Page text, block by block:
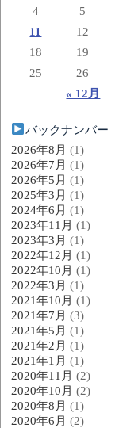
« 12月
4
5
11
12
18
19
25
26
バックナンバー
2026年8月 (1)
2026年7月 (1)
2026年5月 (1)
2025年3月 (1)
2024年6月 (1)
2023年11月 (1)
2023年3月 (1)
2022年12月 (1)
2022年10月 (1)
2022年3月 (1)
2021年10月 (1)
2021年7月 (3)
2021年5月 (1)
2021年2月 (1)
2021年1月 (1)
2020年11月 (2)
2020年10月 (2)
2020年8月 (1)
2020年6月 (2)